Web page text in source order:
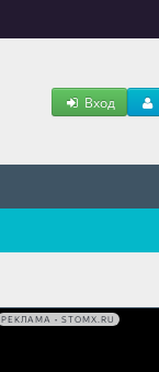
Вход
РЕКЛАМА • STOMX.RU